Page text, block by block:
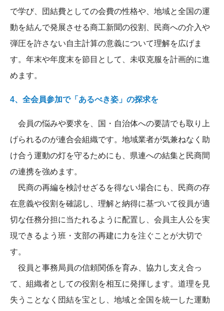
で学び、団結費としての会費の性格や、地域と全国の運
動を結んで発展させる商工新聞の役割、民商への介入や
弾圧を許さない自主計算の意義について理解を広げま
す。年末や年度末を節目として、未収克服を計画的に進
めます。
4、全会員参加で「あるべき姿」の探求を
会員の悩みや要求を、国・自治体への要請でも取り上
げられるのが連合会組織です。地域業者が気兼ねなく助
け合う運動の灯を守るためにも、県連への結集と民商間
の連携を強めます。
民商の再編を検討せざるを得ない場合にも、民商の存
在意義や役割を確認し、理解と納得に基づいて役員が適
切な任務分担に当たれるように配置し、会員主人公を実
現できるよう班・支部の再建に力を注ぐことが大切で
す。
役員と事務局員の信頼関係を育み、協力し支え合っ
て、組織者としての役割を相互に発揮します。道理を見
失うことなく団結を宝とし、地域と全国を統一した運動